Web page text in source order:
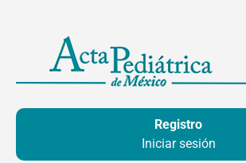
contenido
Registro
Iniciar sesión